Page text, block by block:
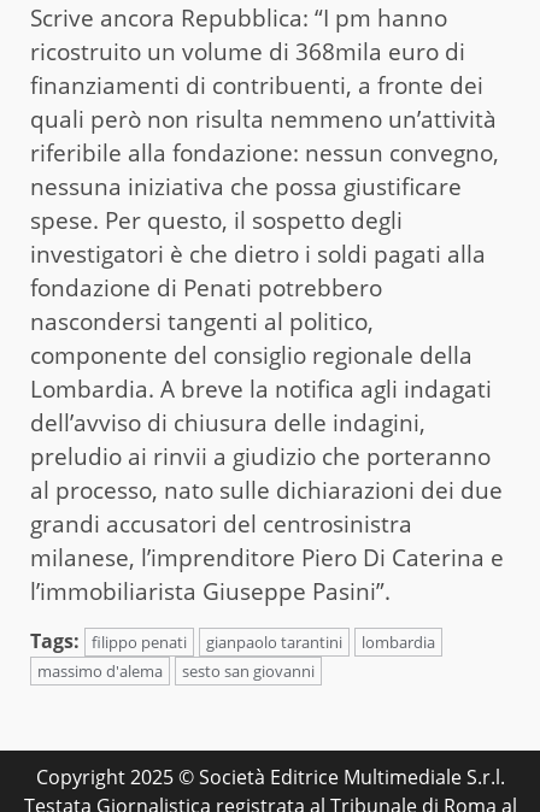
Scrive ancora Repubblica: “I pm hanno
ricostruito un volume di 368mila euro di
finanziamenti di contribuenti, a fronte dei
quali però non risulta nemmeno un’attività
riferibile alla fondazione: nessun convegno,
nessuna iniziativa che possa giustificare
spese. Per questo, il sospetto degli
investigatori è che dietro i soldi pagati alla
fondazione di Penati potrebbero
nascondersi tangenti al politico,
componente del consiglio regionale della
Lombardia. A breve la notifica agli indagati
dell’avviso di chiusura delle indagini,
preludio ai rinvii a giudizio che porteranno
al processo, nato sulle dichiarazioni dei due
grandi accusatori del centrosinistra
milanese, l’imprenditore Piero Di Caterina e
l’immobiliarista Giuseppe Pasini”.
Tags: filippo penati gianpaolo tarantini
lombardia
massimo d'alema
sesto san giovanni
Copyright 2025 © Società Editrice Multimediale S.r.l.
Testata Giornalistica registrata al Tribunale di Roma al